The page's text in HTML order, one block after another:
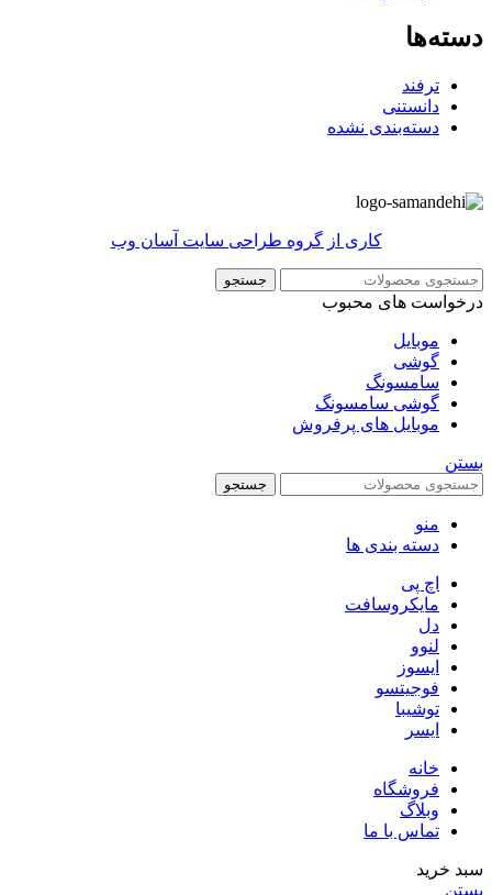
دسته‌ها
ترفند
دانستنی
دسته‌بندی نشده
کاری از گروه طراحی سایت آسان وب
جستجو
درخواست های محبوب
موبایل
گوشی
سامسونگ
گوشی سامسونگ
موبایل های پرفروش
بستن
جستجو
منو
دسته بندی ها
اچ پی
مایکروسافت
دل
لنوو
ایسوز
فوجیتسو
توشیبا
ایسر
خانه
فروشگاه
وبلاگ
تماس با ما
سبد خرید
بستن